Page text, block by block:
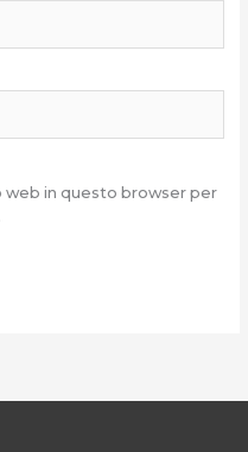
web in questo browser per